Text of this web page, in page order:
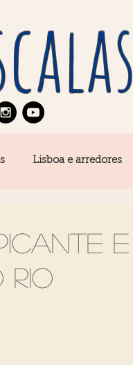
Lisboa e arredores
Aires
e